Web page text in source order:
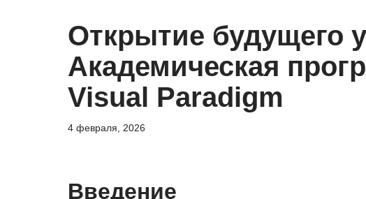
Открытие будущего
Академическая
Visual Paradigm
4 февраля, 2026
Введение